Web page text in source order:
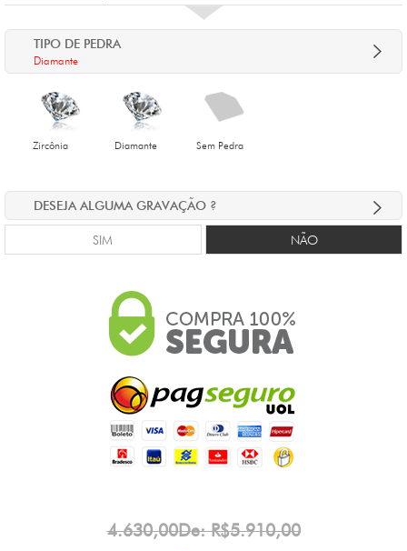
TIPO DE PEDRA
Diamante
Zircônia Diamante Sem Pedra
DESEJA ALGUMA GRAVAÇÃO ?
SIM NÃO
4.630,00De: R$5.910,00